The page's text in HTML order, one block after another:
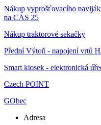
Nákup vyprošťovacího
na CAS 25
Nákup traktorové sekačky
Přední Výtoň - napojení vrtů
Smart kiosek - elektronická
Czech POINT
GObec
Adresa